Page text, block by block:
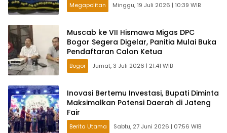
Megapolitan Minggu, 19 Juli 2026 | 10:39 WIB
Muscab ke VII Hismawa Migas DPC
Bogor Segera Digelar, Panitia Mulai Buka
Pendaftaran Calon Ketua
Bogor Jumat, 3 Juli 2026 | 21:41 WIB
Inovasi Bertemu Investasi, Bupati Diminta
Maksimalkan Potensi Daerah di Jateng
Fair
Berita Utama Sabtu, 27 Juni 2026 | 07:56 WIB